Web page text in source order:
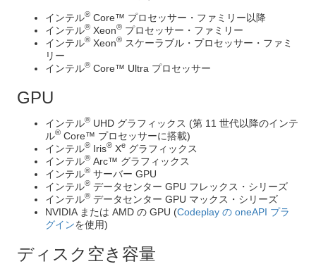
インテル® Core™ プロセッサー・ファミリー以降
インテル® Xeon® プロセッサー・ファミリー
インテル® Xeon® スケーラブル・プロセッサー・ファミ
リー
インテル® Core™ Ultra プロセッサー
GPU
インテル® UHD グラフィックス (第 11 世代以降のインテ
ル® Core™ プロセッサーに搭載)
インテル® Iris® Xe グラフィックス
インテル® Arc™ グラフィックス
インテル® サーバー GPU
インテル® データセンター GPU フレックス・シリーズ
インテル® データセンター GPU マックス・シリーズ
NVIDIA または AMD の GPU (Codeplay の oneAPI プラ
グインを使用)
ディスク空き容量